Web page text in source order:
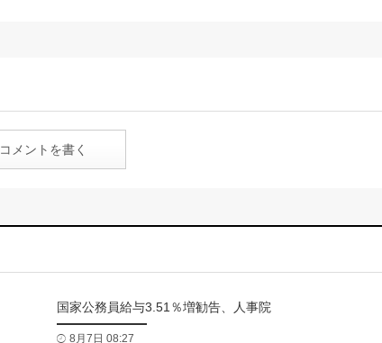
コメントを書く
国家公務員給与3.51％増勧告、人事院
8月7日 08:27